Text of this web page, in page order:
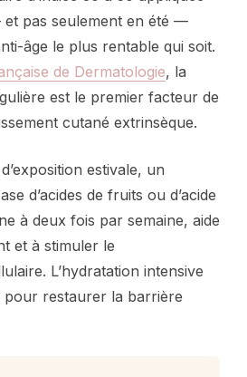
pas seulement en été —
âge le plus rentable qui soit.
de Dermatologie, la
est le premier facteur de
cutané extrinsèque.
estivale, un
d’acides de fruits ou d’acide
à deux fois par semaine, aide
et à stimuler le
L’hydratation intensive
pour restaurer la barrière